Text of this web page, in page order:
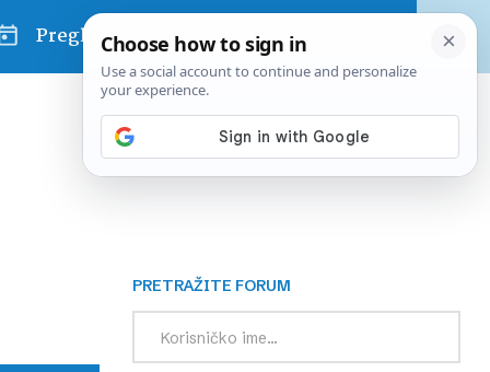
Pregled dana
PRETRAŽITE FORUM